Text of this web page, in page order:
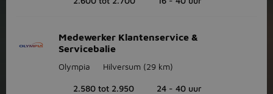
Medewerker Klantenservice &
Servicebalie
Olympia Hilversum (29 km)
2.580 tot 2.950
24 - 40 uur